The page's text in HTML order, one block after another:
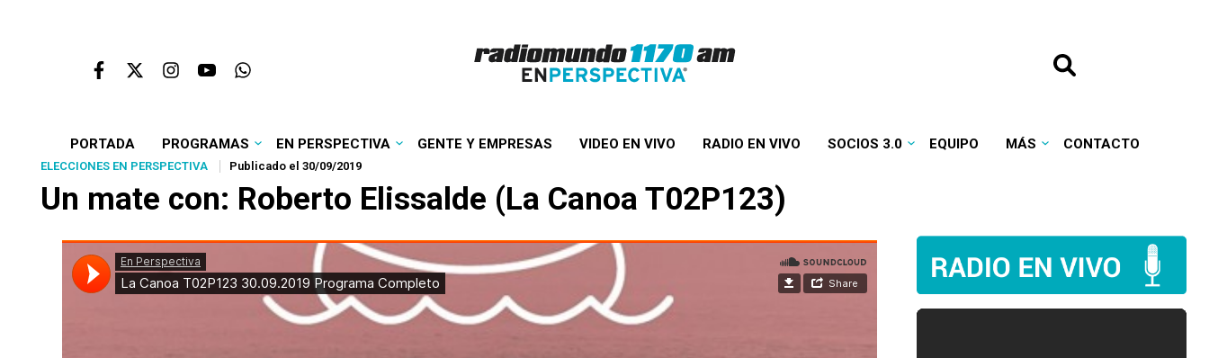
PORTADA PROGRAMAS EN PERSPECTIVA GENTE Y EMPRESAS VIDEO EN VIVO RADIO EN VIVO SOCIOS 3.0 EQUIPO MÁS CONTACTO
ELECCIONES EN PERSPECTIVA Publicado el 30/09/2019
Un mate con: Roberto Elissalde (La Canoa T02P123)